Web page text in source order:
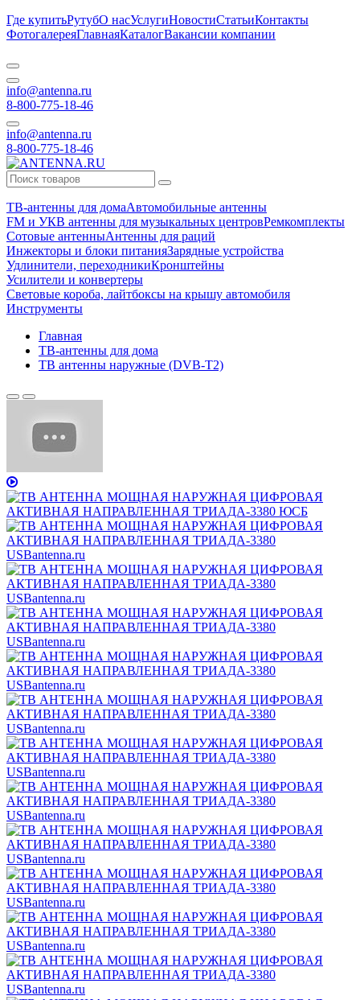
Где купитьРутубО насУслугиНовостиСтатьиКонтакты
ФотогалереяГлавнаяКаталогВакансии компании
info@antenna.ru
8-800-775-18-46
info@antenna.ru
8-800-775-18-46
ТВ-антенны для домаАвтомобильные антенны
FM и УКВ антенны для музыкальных центровРемкомплекты
Сотовые антенныАнтенны для раций
Инжекторы и блоки питанияЗарядные устройства
Удлинители, переходникиКронштейны
Усилители и конвертеры
Световые короба, лайтбоксы на крышу автомобиля
Инструменты
Главная
ТВ-антенны для дома
ТВ антенны наружные (DVB-T2)